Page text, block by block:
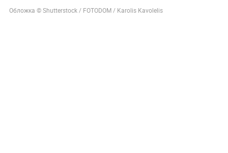
Обложка © Shutterstock / FOTODOM / Karolis Kavolelis